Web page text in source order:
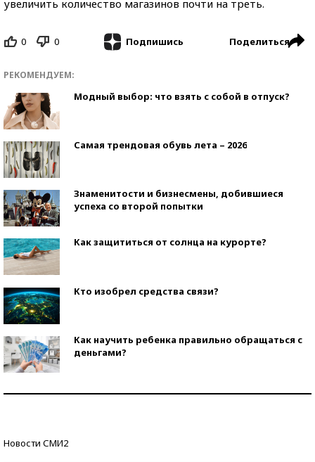
увеличить количество магазинов почти на треть.
0 0 Подпишись Поделиться
РЕКОМЕНДУЕМ:
Модный выбор: что взять с собой в отпуск?
Самая трендовая обувь лета – 2026
Знаменитости и бизнесмены, добившиеся
успеха со второй попытки
Как защититься от солнца на курорте?
Кто изобрел средства связи?
Как научить ребенка правильно обращаться с
деньгами?
Новости СМИ2